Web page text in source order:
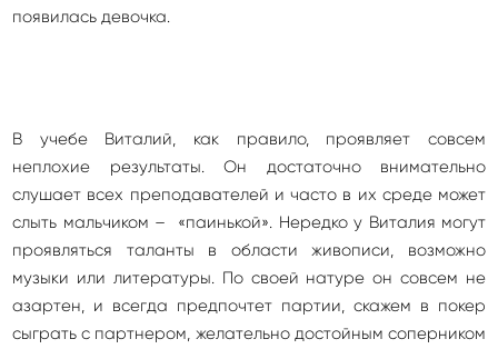
появилась девочка.
В учебе Виталий, как правило, проявляет совсем
неплохие результаты. Он достаточно внимательно
слушает всех преподавателей и часто в их среде может
слыть мальчиком – «паинькой». Нередко у Виталия могут
проявляться таланты в области живописи, возможно
музыки или литературы. По своей натуре он совсем не
азартен, и всегда предпочтет партии, скажем в покер
сыграть с партнером, желательно достойным соперником